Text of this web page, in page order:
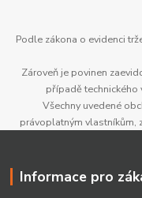
Podle zákona o evidenci
Zároveň je povinen
případě
Všechny uvedené
právoplatným vlastníkům,
Informace pro